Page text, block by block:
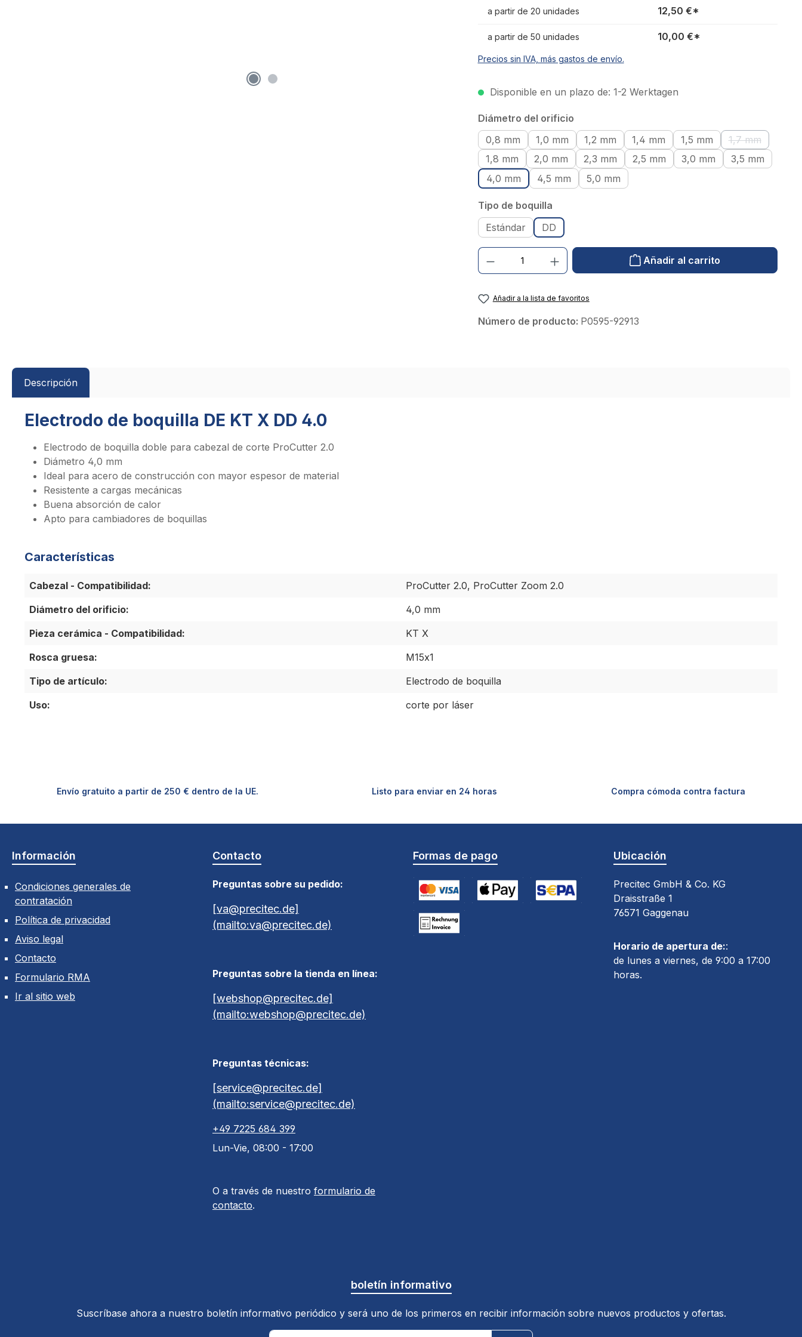
a partir de 20 unidades 12,50 €*
a partir de 50 unidades 10,00 €*
Precios sin IVA, más gastos de envío.
Disponible en un plazo de: 1-2 Werktagen
Seleccionar
Diámetro del orificio
0,8 mm
1,0 mm 1,2 mm 1,4 mm 1,5 mm 1,7 mm
(Esta opción
1,8 mm 2,0 mm 2,3 mm 2,5 mm 3,0 mm
3,5 mm
4,0 mm
4,5 mm 5,0 mm
Seleccionar
Tipo de boquilla
Estándar
DD
Cantidad de productos: introduzca el valor deseado o utilice los botones para aumentar o
Añadir al carrito
Añadir a la lista de favoritos
Número de producto: P0595-92913
Descripción
Electrodo de boquilla DE KT X DD 4.0
Electrodo de boquilla doble para cabezal de corte ProCutter 2.0
Diámetro 4,0 mm
Ideal para acero de construcción con mayor espesor de material
Resistente a cargas mecánicas
Buena absorción de calor
Apto para cambiadores de boquillas
Características
Cabezal - Compatibilidad:
ProCutter 2.0, ProCutter Zoom 2.0
Diámetro del orificio:
4,0 mm
Pieza cerámica - Compatibilidad:
KT X
Rosca gruesa:
M15x1
Tipo de artículo:
Electrodo de boquilla
Uso:
corte por láser
Envío gratuito a partir de 250 € dentro de la UE. Listo para enviar en 24 horas Compra cómoda contra factura
Información
Condiciones generales de
contratación
Política de privacidad
Aviso legal
Contacto
Formulario RMA
Ir al sitio web
Contacto
Preguntas sobre su pedido:
[va@precitec.de]
(mailto:va@precitec.de)
Preguntas sobre la tienda en línea:
[webshop@precitec.de]
(mailto:webshop@precitec.de)
Preguntas técnicas:
[service@precitec.de]
(mailto:service@precitec.de)
+49 7225 684 399
Lun-Vie, 08:00 - 17:00
O a través de nuestro formulario de
contacto.
Formas de pago
Tarjeta de crédito (via Stripe)Apple Pay / Google Pay (via Stripe)
Adeudo directo SEPA (via Stripe)
Ubicación
Precitec GmbH & Co. KG
Draisstraße 1
76571 Gaggenau
Horario de apertura de::
de lunes a viernes, de 9:00 a 17:00
horas.
boletín informativo
Suscríbase ahora a nuestro boletín informativo periódico y será uno de los primeros en recibir información sobre nuevos productos y ofertas.
Dirección